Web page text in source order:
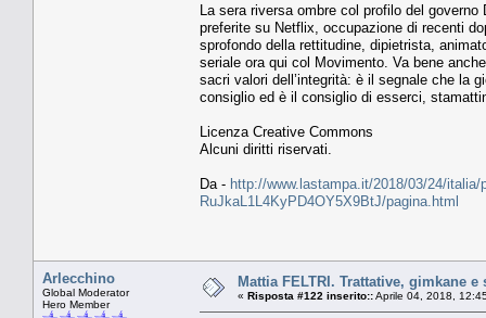
La sera riversa ombre col profilo del
preferite su Netflix, occupazione di recenti
sprofondo della rettitudine, dipietrista,
seriale ora qui col Movimento. Va bene
sacri valori dell’integrità: è il segnale che la
consiglio ed è il consiglio di esserci,
Licenza Creative Commons
Alcuni diritti riservati.
Da - http://www.lastampa.it/2018/03/24/
RuJkaL1L4KyPD4OY5X9BtJ/pagina.html
Arlecchino
Global Moderator
Hero Member
Mattia FELTRI. Trattative, gimkane
« Risposta #122 inserito::Aprile 04, 2018,